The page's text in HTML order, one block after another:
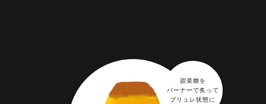
甜菜糖を
バーナーで炙って
ブリュレ状態に